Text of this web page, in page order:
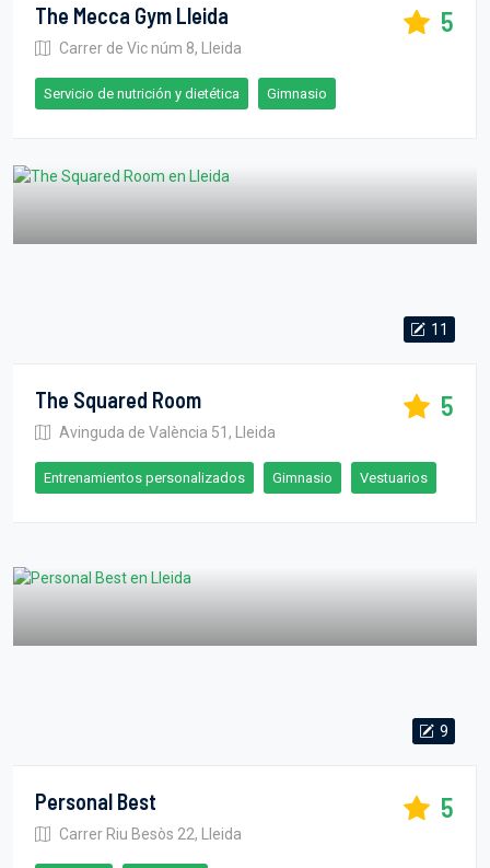
The Mecca Gym Lleida
Carrer de Vic núm 8, Lleida
5
Servicio de nutrición y dietética Gimnasio
11
The Squared Room
Avinguda de València 51, Lleida
5
Entrenamientos personalizados Gimnasio Vestuarios
9
Personal Best
Carrer Riu Besòs 22, Lleida
5